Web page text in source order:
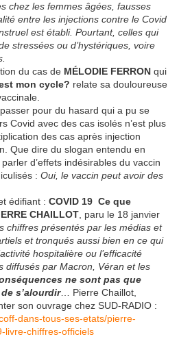
chez les femmes âgées, fausses
entre les injections contre le Covid
est établi. Pourtant, celles qui
stressées ou d’hystériques, voire
du cas de MÉLODIE FERRON qui
mon cycle? relate sa douloureuse
pour du hasard qui a pu se
Covid avec des cas isolés n’est plus
des cas après injection
Que dire du slogan entendu en
d’effets indésirables du vaccin
: Oui, le vaccin peut avoir des
édifiant : COVID 19 Ce que
CHAILLOT , paru le 18 janvier
chiffres présentés par les médias et
et tronqués aussi bien en ce qui
hospitalière ou l’efficacité
par Macron, Véran et les
ne sont pas que
s’alourdir… Pierre Chaillot,
son ouvrage chez SUD-RADIO :
dans-tous-ses-etats/pierre-
livre-chiffres-officiels